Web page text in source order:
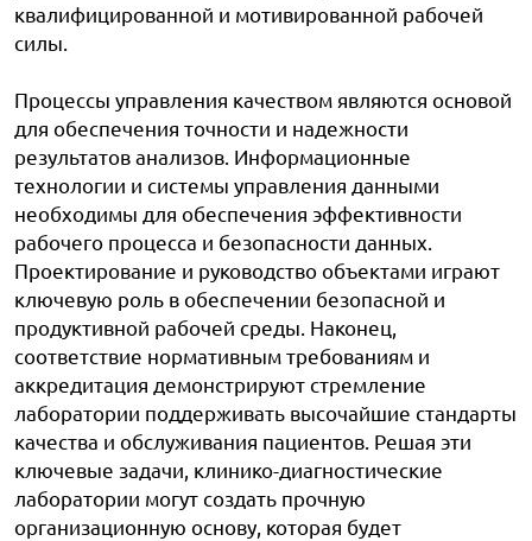
квалифицированной и мотивированной рабочей
силы.
Процессы управления качеством являются основой
для обеспечения точности и надежности
результатов анализов. Информационные
технологии и системы управления данными
необходимы для обеспечения эффективности
рабочего процесса и безопасности данных.
Проектирование и руководство объектами играют
ключевую роль в обеспечении безопасной и
продуктивной рабочей среды. Наконец,
соответствие нормативным требованиям и
аккредитация демонстрируют стремление
лаборатории поддерживать высочайшие стандарты
качества и обслуживания пациентов. Решая эти
ключевые задачи, клинико-диагностические
лаборатории могут создать прочную
организационную основу, которая будет